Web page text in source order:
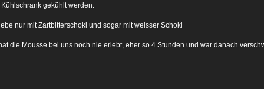
gekühlt werden.
nur mit Zartbitterschoki und sogar mit weisser Schoki
die Mousse bei uns noch nie erlebt, eher so 4 Stunden und war danach